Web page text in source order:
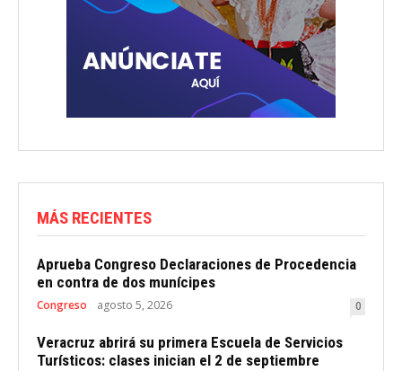
MÁS RECIENTES
Aprueba Congreso Declaraciones de Procedencia
en contra de dos munícipes
Congreso agosto 5, 2026 0
Veracruz abrirá su primera Escuela de Servicios
Turísticos: clases inician el 2 de septiembre